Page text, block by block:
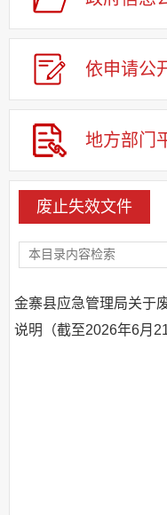
公务员及事业单位招
回应关切
监督保障
其他法定信息
应急管理
基层重点领域信息公
依申请公
地方部门
废止失效文件
金寨县应急管理局关于
说明（截至2026年6月21